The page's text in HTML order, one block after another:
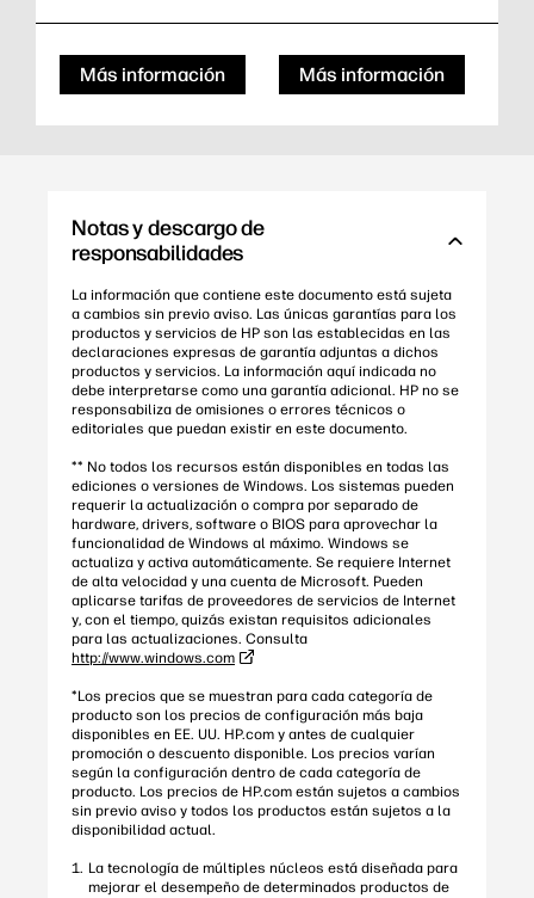
Más información Más información
Notas y descargo de
responsabilidades
La información que contiene este documento está sujeta
a cambios sin previo aviso. Las únicas garantías para los
productos y servicios de HP son las establecidas en las
declaraciones expresas de garantía adjuntas a dichos
productos y servicios. La información aquí indicada no
debe interpretarse como una garantía adicional. HP no se
responsabiliza de omisiones o errores técnicos o
editoriales que puedan existir en este documento.
** No todos los recursos están disponibles en todas las
ediciones o versiones de Windows. Los sistemas pueden
requerir la actualización o compra por separado de
hardware, drivers, software o BIOS para aprovechar la
funcionalidad de Windows al máximo. Windows se
actualiza y activa automáticamente. Se requiere Internet
de alta velocidad y una cuenta de Microsoft. Pueden
aplicarse tarifas de proveedores de servicios de Internet
y, con el tiempo, quizás existan requisitos adicionales
para las actualizaciones. Consulta
http://www.windows.com
*Los precios que se muestran para cada categoría de
producto son los precios de configuración más baja
disponibles en EE. UU. HP.com y antes de cualquier
promoción o descuento disponible. Los precios varían
según la configuración dentro de cada categoría de
producto. Los precios de HP.com están sujetos a cambios
sin previo aviso y todos los productos están sujetos a la
disponibilidad actual.
La tecnología de múltiples núcleos está diseñada para
mejorar el desempeño de determinados productos de